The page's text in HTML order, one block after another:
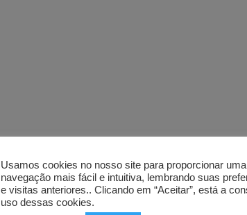
Usamos cookies no nosso site para proporcionar uma
navegação mais fácil e intuitiva, lembrando suas
e visitas anteriores.. Clicando em “Aceitar”, está a
uso dessas cookies.